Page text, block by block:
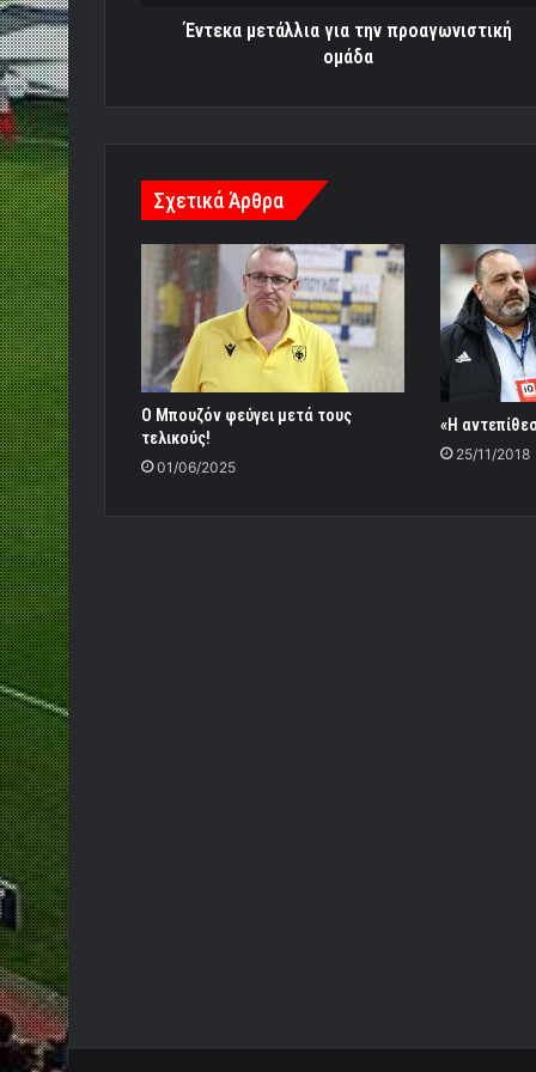
Έντεκα μετάλλια για την προαγωνιστική
ομάδα
Σχετικά Άρθρα
Ο Μπουζόν φεύγει μετά τους
τελικούς!
01/06/2025
«Η
25/11/2018